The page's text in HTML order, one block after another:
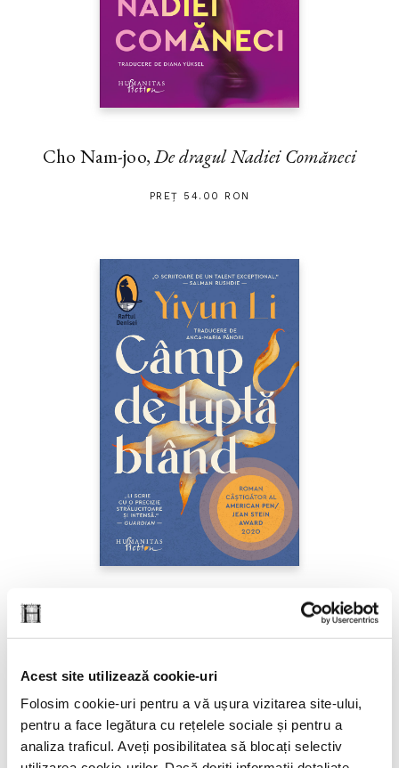
Acest site utilizează cookie-uri
Folosim cookie-uri pentru a vă ușura vizitarea site-ului,
pentru a face legătura cu rețelele sociale și pentru a
analiza traficul. Aveți posibilitatea să blocați selectiv
Cho Nam-joo,De dragul Nadiei Comăneci
PREȚ 54.00 RON
Câmp de luptă blând